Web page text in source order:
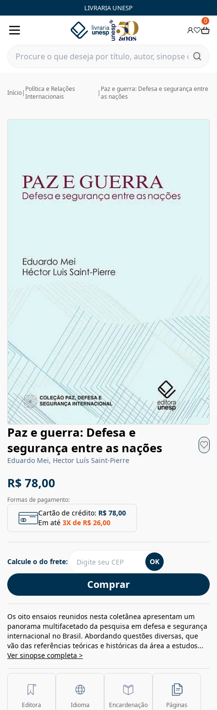
LIVRARIA UNESP
0
Início| Política e Relações
Internacionais
| Paz e guerra: Defesa e segurança entre
as nações
Paz e guerra: Defesa e
segurança entre as nações
Eduardo Mei, Hector Luís Saint-Pierre
R$ 78,00
Formas de pagamento:
Cartão de crédito: R$ 78,00
Em até 3X de R$ 26,00
Comprar
Calcule o do frete: OK
Os oito ensaios reunidos nesta coletânea apresentam um
panorama multifacetado da pesquisa em defesa e segurança
internacional no Brasil. Abordando questões diversas, que
vão das referências teóricas e históricas da área a estudos...
Ver sinopse completa >
Editora Idioma Encardenação Páginas